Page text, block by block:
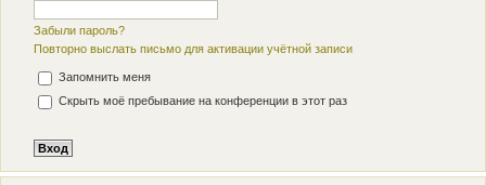
Забыли пароль?
Повторно выслать письмо для активации учётной записи
Запомнить меня
Скрыть моё пребывание на конференции в этот раз